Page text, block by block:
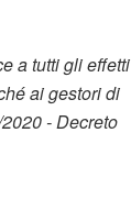
a tutti gli effetti
ai gestori di
- Decreto